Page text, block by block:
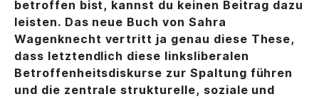
betroffen bist, kannst du keinen Beitrag dazu
leisten. Das neue Buch von Sahra
Wagenknecht vertritt ja genau diese These,
dass letztendlich diese linksliberalen
Betroffenheitsdiskurse zur Spaltung führen
und die zentrale strukturelle, soziale und